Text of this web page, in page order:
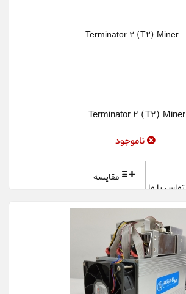
Terminator 2 (T2) Miner
ناموجود
تماس با ما
مقایسه